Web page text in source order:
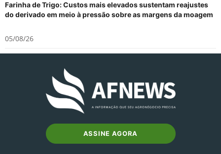
Farinha de Trigo: Custos mais elevados sustentam reajustes
do derivado em meio à pressão sobre as margens da moagem
05/08/26
ASSINE AGORA